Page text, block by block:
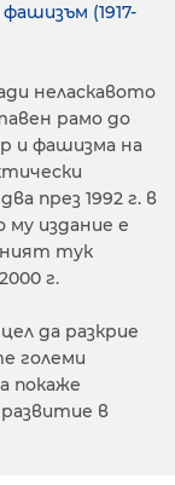
(1917-
неласкавото
рамо до
и фашизма на
през 1992 г. в
издание е
тук
г.
да разкрие
големи
покаже
в